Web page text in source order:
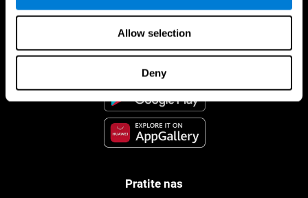
Allow selection
Deny
CogniFit Aplikacija
Pratite nas